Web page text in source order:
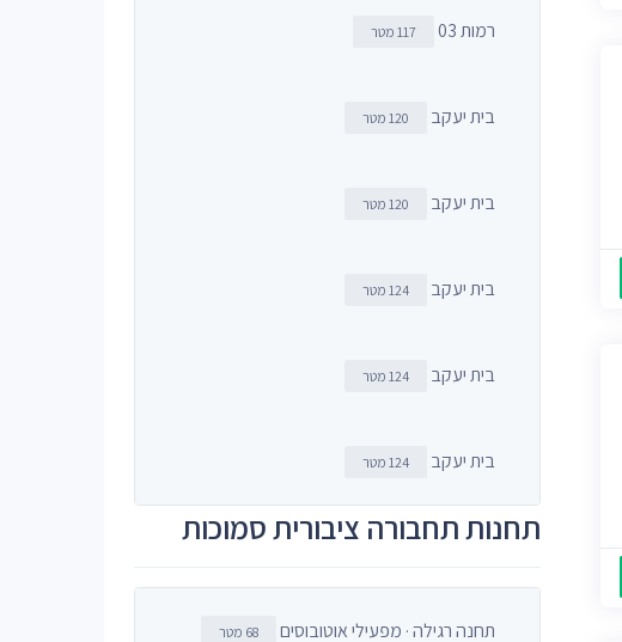
רמות 03 117 מטר
בית יעקב 120 מטר
בית יעקב 120 מטר
בית יעקב 124 מטר
בית יעקב 124 מטר
בית יעקב 124 מטר
תחנות תחבורה ציבורית סמוכות
תחנה רגילה · מפעילי אוטובוסים 68 מטר